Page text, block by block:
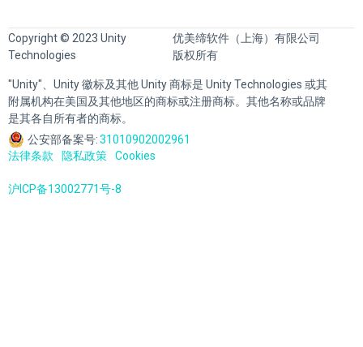
Copyright © 2023 Unity
Technologies
优美缔软件（上海）有限公司
版权所有
"Unity"、Unity 徽标及其他 Unity 商标是 Unity Technologies 或其
附属机构在美国及其他地区的商标或注册商标。其他名称或品牌
是其各自所有者的商标。
公安部备案号:31010902002961
法律条款
隐私政策 Cookies
沪ICP备13002771号-8